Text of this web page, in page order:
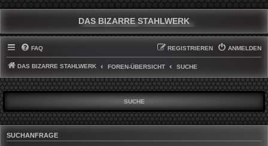
DAS BIZARRE STAHLWERK
FAQ ANMELDEN
REGISTRIEREN
DAS BIZARRE STAHLWERK FOREN-ÜBERSICHT SUCHE
SUCHE
SUCHANFRAGE